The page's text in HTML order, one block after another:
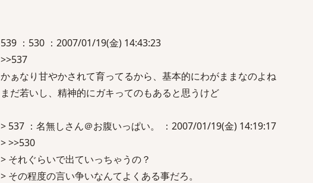
539 ：530 ：2007/01/19(金) 14:43:23
>>537
かぁなり甘やかされて育ってるから、基本的にわがままなのよね
まだ若いし、精神的にガキってのもあると思うけど
> 537 ：名無しさん＠お腹いっぱい。 ：2007/01/19(金) 14:19:17
> >>530
> それぐらいで出ていっちゃうの？
> その程度の言い争いなんてよくある事だろ。